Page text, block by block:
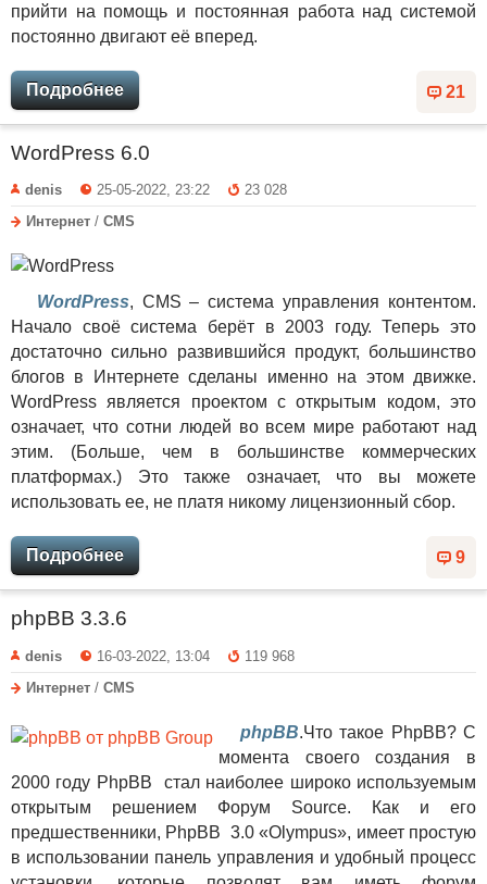
прийти на помощь и постоянная работа над системой
постоянно двигают её вперед.
21
Подробнее
WordPress 6.0
denis 25-05-2022, 23:22
23 028
Интернет / CMS
WordPress, CMS – система управления контентом.
Начало своё система берёт в 2003 году. Теперь это
достаточно сильно развившийся продукт, большинство
блогов в Интернете сделаны именно на этом движке.
WordPress является проектом с открытым кодом, это
означает, что сотни людей во всем мире работают над
этим. (Больше, чем в большинстве коммерческих
платформах.) Это также означает, что вы можете
использовать ее, не платя никому лицензионный сбор.
9
Подробнее
phpBB 3.3.6
denis 16-03-2022, 13:04
119 968
Интернет / CMS
phpBB.Что такое PhpBB? С
момента своего создания в
2000 году PhpBB стал наиболее широко используемым
открытым решением Форум Source. Как и его
предшественники, PhpBB 3.0 «Olympus», имеет простую
в использовании панель управления и удобный процесс